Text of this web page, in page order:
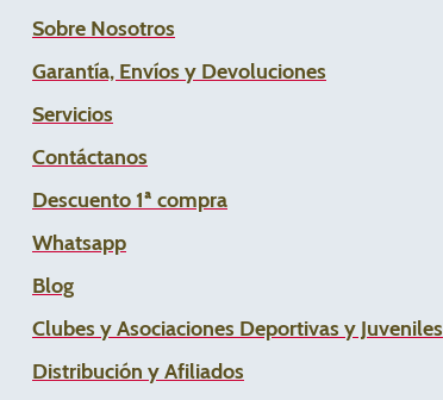
Sobre Nosotros
Garantía, Envíos y Devoluciones
Servicios
Contáctanos
Descuento 1ª compra
Whatsapp
Blog
Clubes y Asociaciones Deportivas y Juveniles
Distribución y Afiliados